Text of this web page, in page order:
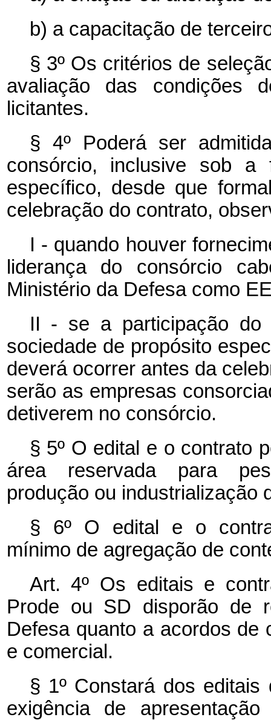
b) a capacitação de
§ 3º Os critérios de
avaliação das condições
licitantes.
§ 4º Poderá ser
consórcio, inclusive sob a
específico, desde que
celebração do contrato,
I - quando houver
liderança do consórcio
Ministério da Defesa como
II - se a participação
sociedade de propósito
deverá ocorrer antes da
serão as empresas
detiverem no consórcio.
§ 5º O edital e o contrato
área reservada para
produção ou industrialização
§ 6º O edital e o
mínimo de agregação de
Art. 4º Os editais e
Prode ou SD disporão de
Defesa quanto a acordos de
e comercial.
§ 1º Constará dos
exigência de